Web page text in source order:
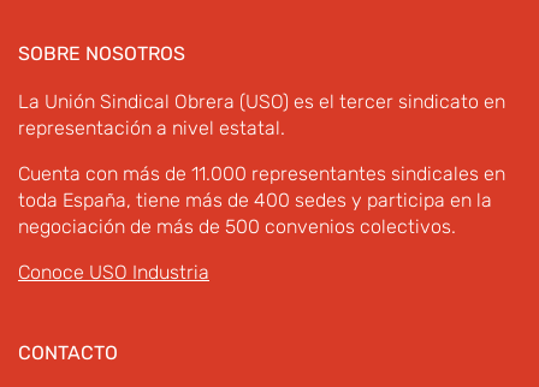
SOBRE NOSOTROS
La Unión Sindical Obrera (USO) es el tercer sindicato en
representación a nivel estatal.
Cuenta con más de 11.000 representantes sindicales en
toda España, tiene más de 400 sedes y participa en la
negociación de más de 500 convenios colectivos.
Conoce USO Industria
CONTACTO